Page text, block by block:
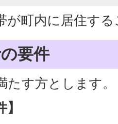
が町内に居住す
要件
たす方とします。